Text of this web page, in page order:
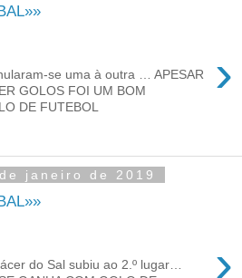
›
se uma à outra … APESAR
GOLOS FOI UM BOM
DE FUTEBOL
janeiro de 2019
›
do Sal subiu ao 2.º lugar…